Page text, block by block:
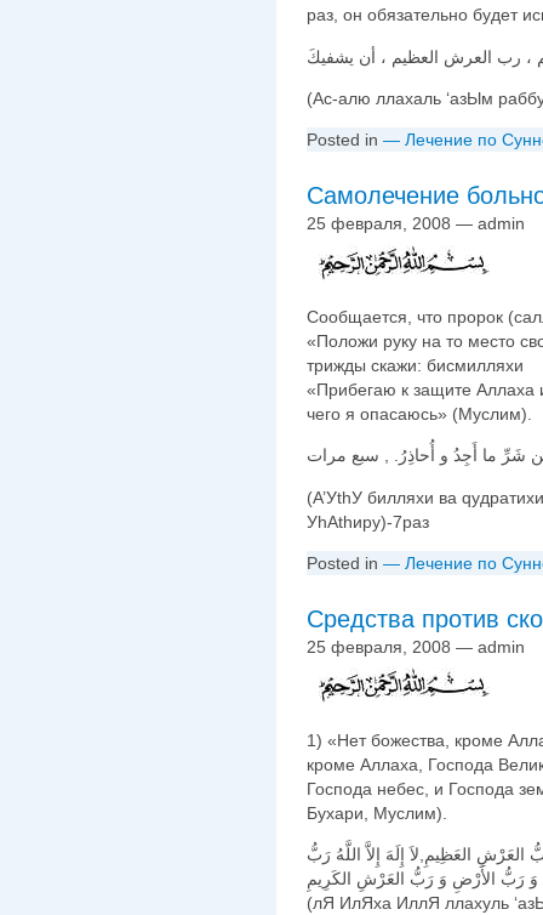
раз, он обязательно будет
، رب العرش العظيم ، أن يشفيكَ
(Ас-алю ллахаль ‘азЫм
Posted in — Лечение по
Самолечение
25 февраля, 2008 — admin
Сообщается, что пророк
«Положи руку на то место
трижды скажи: бисмилляхи
«Прибегаю к защите Аллаха
чего я опасаюсь» (Муслим).
شَرِّ ما أَجِدُ و أُحاذِرُ. , سبع مرات
(А’УthУ билляхи ва
УhАthиру)-7раз
Posted in — Лечение по
Средства против
25 февраля, 2008 — admin
1) «Нет божества, кроме
кроме Аллаха, Господа
Господа небес, и Господа
Бухари, Муслим).
رَبُّ العَرْشِ العَظِيمِ,لاَ إِلَهَ إِلاَّ اللَّهُ رَبُّ
(лЯ ИлЯха ИллЯ ллахуль